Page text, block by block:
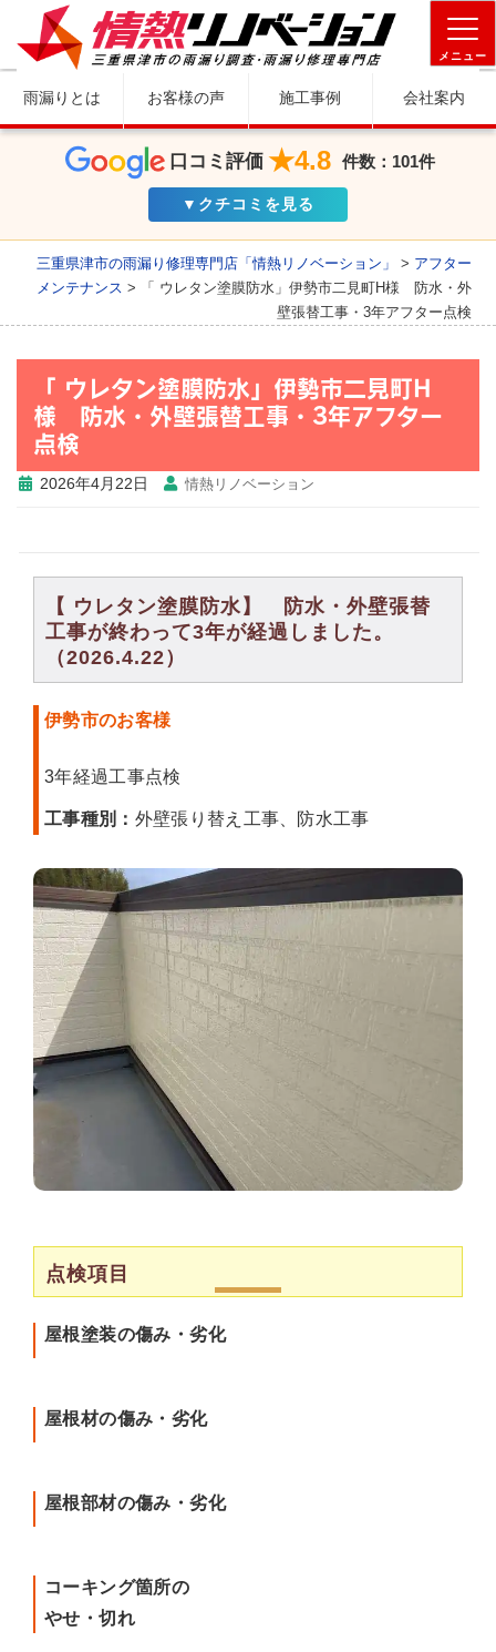
メニュー
雨漏りとは お客様の声 施工事例 会社案内
口コミ評価 ★4.8 件数：101件
▼クチコミを見る
三重県津市の雨漏り修理専門店「情熱リノベーション」 > アフター
メンテナンス >
「 ウレタン塗膜防水」伊勢市二見町H様 防水・外
壁張替工事・3年アフター点検
「 ウレタン塗膜防水」伊勢市二見町H
様 防水・外壁張替工事・3年アフター
点検
2026年4月22日 情熱リノベーション
【 ウレタン塗膜防水】 防水・外壁張替
工事が終わって3年が経過しました。
（2026.4.22）
伊勢市のお客様
3年経過工事点検
工事種別： 外壁張り替え工事、防水工事
点検項目
屋根塗装の傷み・劣化
屋根材の傷み・劣化
屋根部材の傷み・劣化
コーキング箇所の
やせ・切れ